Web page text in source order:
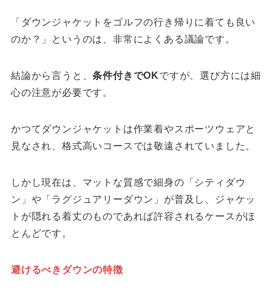
「ダウンジャケットをゴルフの行き帰りに着ても良い
のか？」というのは、非常によくある議論です。
結論から言うと、条件付きでOKですが、選び方には細
心の注意が必要です。
かつてダウンジャケットは作業着やスポーツウェアと
見なされ、格式高いコースでは敬遠されていました。
しかし現在は、マットな質感で細身の「シティダウ
ン」や「ラグジュアリーダウン」が普及し、ジャケッ
トが隠れる着丈のものであれば許容されるケースがほ
とんどです。
避けるべきダウンの特徴